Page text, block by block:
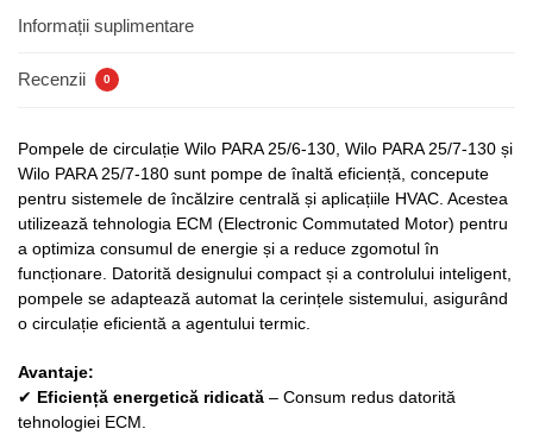
Informații suplimentare
Recenzii 0
Pompele de circulație Wilo PARA 25/6-130, Wilo PARA 25/7-130 și
Wilo PARA 25/7-180 sunt pompe de înaltă eficiență, concepute
pentru sistemele de încălzire centrală și aplicațiile HVAC. Acestea
utilizează tehnologia ECM (Electronic Commutated Motor) pentru
a optimiza consumul de energie și a reduce zgomotul în
funcționare. Datorită designului compact și a controlului inteligent,
pompele se adaptează automat la cerințele sistemului, asigurând
o circulație eficientă a agentului termic.
Avantaje:
✔ Eficiență energetică ridicată – Consum redus datorită
tehnologiei ECM.